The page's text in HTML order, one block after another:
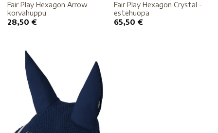
Fair Play Hexagon Arrow
korvahuppu
28,50 €
Fair Play Hexagon Crystal -
estehuopa
65,50 €